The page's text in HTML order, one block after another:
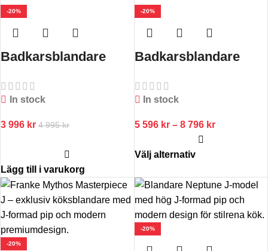
-20%
Badkarsblandare
In stock
3 996 kr 4 995kr
Lägg till i varukorg
-20%
Badkarsblandare
In stock
5 596 kr – 8 796 kr
Välj alternativ
-20%
-20%